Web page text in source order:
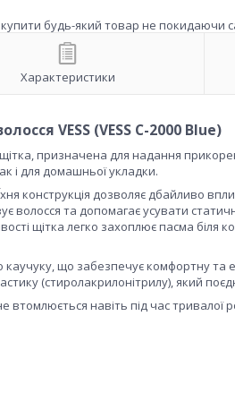
будь-який товар не покидаючи
Характеристики
VESS (VESS C-2000 Blue)
призначена для надання
і для домашньої укладки.
конструкція дозволяє дбайливо
волосся та допомагає усувати
щітка легко захоплює пасма
каучуку, що забезпечує комфортну та
(стиролакрилонітрилу), який
навіть під час тривалої